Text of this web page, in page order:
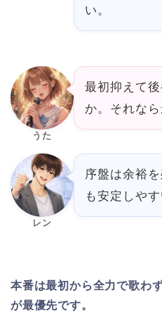
い。
うた
最初抑えて
か。それな
レン
序盤は余裕
も安定しやす
本番は最初から全力で歌わ
が最優先です。